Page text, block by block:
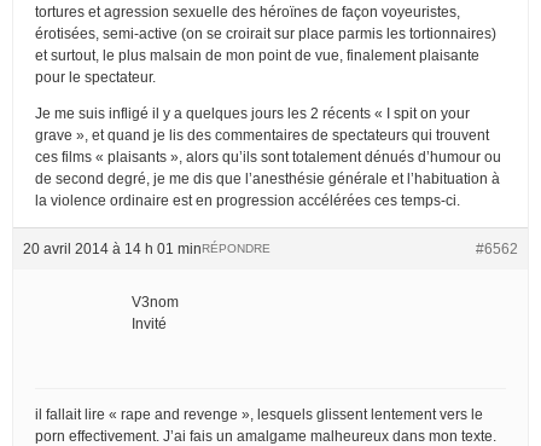
tortures et agression sexuelle des héroïnes de façon voyeuristes,
érotisées, semi-active (on se croirait sur place parmis les tortionnaires)
et surtout, le plus malsain de mon point de vue, finalement plaisante
pour le spectateur.
Je me suis infligé il y a quelques jours les 2 récents « I spit on your
grave », et quand je lis des commentaires de spectateurs qui trouvent
ces films « plaisants », alors qu’ils sont totalement dénués d’humour ou
de second degré, je me dis que l’anesthésie générale et l’habituation à
la violence ordinaire est en progression accélérées ces temps-ci.
20 avril 2014 à 14 h 01 min #6562
RÉPONDRE
V3nom
Invité
il fallait lire « rape and revenge », lesquels glissent lentement vers le
porn effectivement. J’ai fais un amalgame malheureux dans mon texte.